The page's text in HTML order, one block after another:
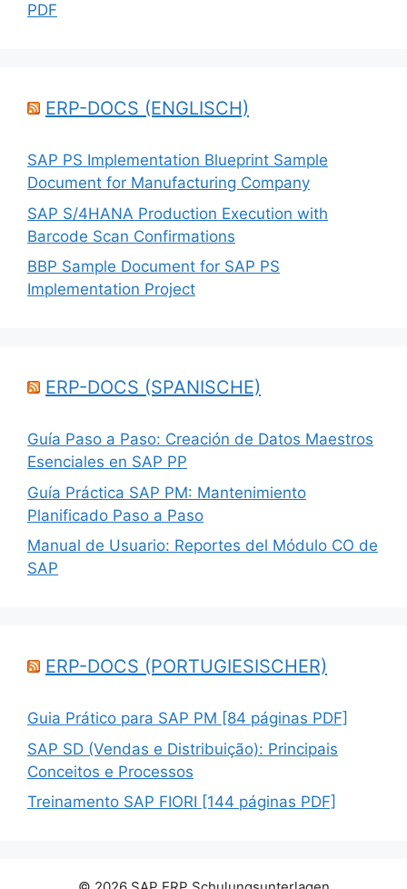
PDF
ERP-DOCS (ENGLISCH)
SAP PS Implementation Blueprint Sample
Document for Manufacturing Company
SAP S/4HANA Production Execution with
Barcode Scan Confirmations
BBP Sample Document for SAP PS
Implementation Project
ERP-DOCS (SPANISCHE)
Guía Paso a Paso: Creación de Datos Maestros
Esenciales en SAP PP
Guía Práctica SAP PM: Mantenimiento
Planificado Paso a Paso
Manual de Usuario: Reportes del Módulo CO de
SAP
ERP-DOCS (PORTUGIESISCHER)
Guia Prático para SAP PM [84 páginas PDF]
SAP SD (Vendas e Distribuição): Principais
Conceitos e Processos
Treinamento SAP FIORI [144 páginas PDF]